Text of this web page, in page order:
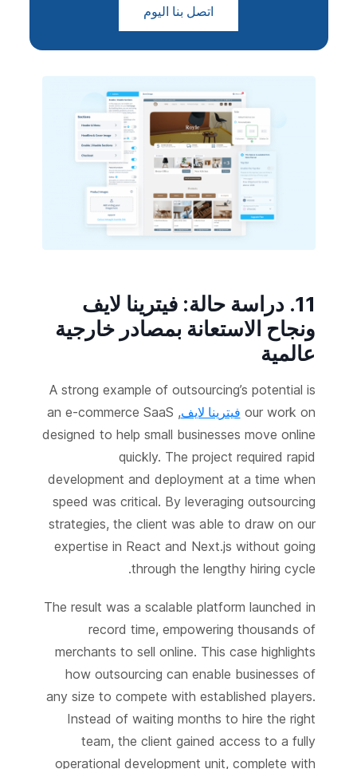
اتصل بنا اليوم
11. دراسة حالة: فيترينا لايف
ونجاح الاستعانة بمصادر خارجية
عالمية
A strong example of outsourcing’s potential is
our work on فيترينا لايف , an e-commerce SaaS
designed to help small businesses move online
quickly. The project required rapid
development and deployment at a time when
speed was critical. By leveraging outsourcing
strategies, the client was able to draw on our
expertise in React and Next.js without going
through the lengthy hiring cycle.
The result was a scalable platform launched in
record time, empowering thousands of
merchants to sell online. This case highlights
how outsourcing can enable businesses of
any size to compete with established players.
Instead of waiting months to hire the right
team, the client gained access to a fully
operational development unit, complete with